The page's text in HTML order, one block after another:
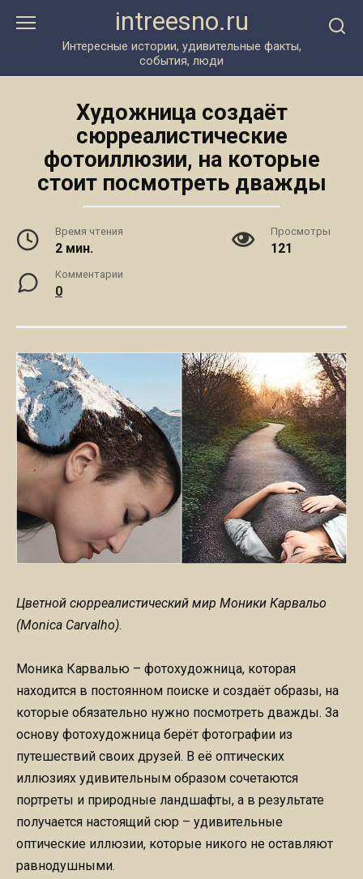
intreesno.ru
Интересные истории, удивительные факты,
события, люди
Художница создаёт
сюрреалистические
фотоиллюзии, на которые
стоит посмотреть дважды
Время чтения
2 мин.
Просмотры
121
Комментарии
0
Цветной сюрреалистический мир Моники Карвальо
(Monica Carvalho).
Моника Карвалью – фотохудожница, которая
находится в постоянном поиске и создаёт образы, на
которые обязательно нужно посмотреть дважды. За
основу фотохудожница берёт фотографии из
путешествий своих друзей. В её оптических
иллюзиях удивительным образом сочетаются
портреты и природные ландшафты, а в результате
получается настоящий сюр – удивительные
оптические иллюзии, которые никого не оставляют
равнодушными.